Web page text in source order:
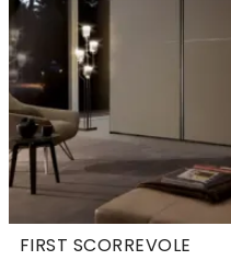
FIRST SCORREVOLE